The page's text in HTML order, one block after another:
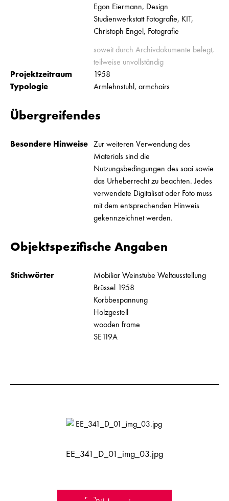
Egon Eiermann, Design
Studienwerkstatt Fotografie, KIT,
Christoph Engel, Fotografie
soweit durch Archivdokumente belegt,
teilweise unvollständig
Projektzeitraum
1958
Typologie
Armlehnstuhl, armchairs
Übergreifendes
Besondere Hinweise Zur weiteren Verwendung des
Materials sind die
Nutzungsbedingungen des saai sowie
das Urheberrecht zu beachten. Jedes
verwendete Digitalisat oder Foto muss
mit dem entsprechenden Hinweis
gekennzeichnet werden.
Objektspezifische Angaben
Stichwörter
Mobiliar Weinstube Weltausstellung
Brüssel 1958
Korbbespannung
Holzgestell
wooden frame
SE119A
EE_341_D_01_img_03.jpg